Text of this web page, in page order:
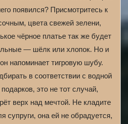
появился? Присмотритесь к
цвета свежей зелени,
чёрное платье так же будет
— шёлк или хлопок. Но и
напоминает тигровую шубу.
в соответствии с водной
это не тот случай,
верх над мечтой. Не кладите
супруги, она ей не обрадуется,